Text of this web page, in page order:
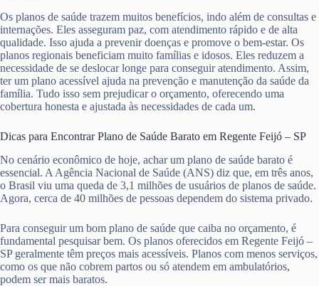
Os planos de saúde trazem muitos benefícios, indo além de consultas e
internações. Eles asseguram paz, com atendimento rápido e de alta
qualidade. Isso ajuda a prevenir doenças e promove o bem-estar. Os
planos regionais beneficiam muito famílias e idosos. Eles reduzem a
necessidade de se deslocar longe para conseguir atendimento. Assim,
ter um plano acessível ajuda na prevenção e manutenção da saúde da
família. Tudo isso sem prejudicar o orçamento, oferecendo uma
cobertura honesta e ajustada às necessidades de cada um.
Dicas para Encontrar Plano de Saúde Barato em Regente Feijó – SP
No cenário econômico de hoje, achar um plano de saúde barato é
essencial. A Agência Nacional de Saúde (ANS) diz que, em três anos,
o Brasil viu uma queda de 3,1 milhões de usuários de planos de saúde.
Agora, cerca de 40 milhões de pessoas dependem do sistema privado.
Para conseguir um bom plano de saúde que caiba no orçamento, é
fundamental pesquisar bem. Os planos oferecidos em Regente Feijó –
SP geralmente têm preços mais acessíveis. Planos com menos serviços,
como os que não cobrem partos ou só atendem em ambulatórios,
podem ser mais baratos.